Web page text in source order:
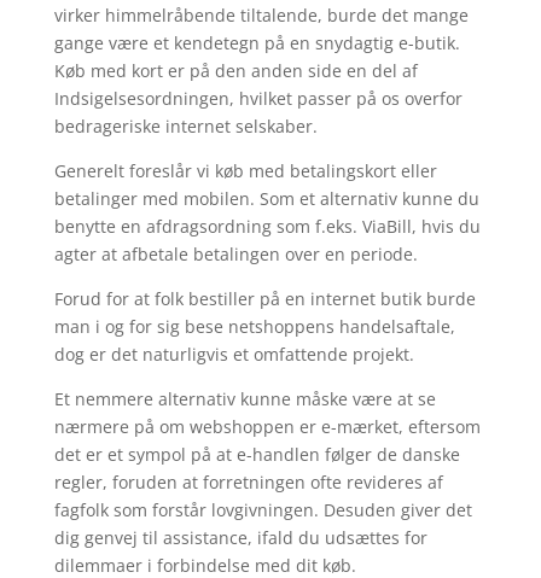
virker himmelråbende tiltalende, burde det mange
gange være et kendetegn på en snydagtig e-butik.
Køb med kort er på den anden side en del af
Indsigelsesordningen, hvilket passer på os overfor
bedrageriske internet selskaber.
Generelt foreslår vi køb med betalingskort eller
betalinger med mobilen. Som et alternativ kunne du
benytte en afdragsordning som f.eks. ViaBill, hvis du
agter at afbetale betalingen over en periode.
Forud for at folk bestiller på en internet butik burde
man i og for sig bese netshoppens handelsaftale,
dog er det naturligvis et omfattende projekt.
Et nemmere alternativ kunne måske være at se
nærmere på om webshoppen er e-mærket, eftersom
det er et sympol på at e-handlen følger de danske
regler, foruden at forretningen ofte revideres af
fagfolk som forstår lovgivningen. Desuden giver det
dig genvej til assistance, ifald du udsættes for
dilemmaer i forbindelse med dit køb.